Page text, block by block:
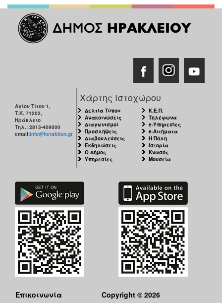
Αγίου Τίτου 1,
Τ.Κ. 71202,
Ηράκλειο
Τηλ.: 2813-409000
email:info@heraklion.gr
Χάρτης Ιστοχώρου
Δελτία Τύπου
Ανακοινώσεις
Διαγωνισμοί
Προσλήψεις
Διαβουλεύσεις
Εκδηλώσεις
Ο Δήμος
Υπηρεσίες
Κ.Ε.Π.
Τηλέφωνα
e-Υπηρεσίες
e-Αιτήματα
Η Πόλη
Ιστορία
Κνωσός
Μουσεία
Επικοινωνία Copyright © 2026